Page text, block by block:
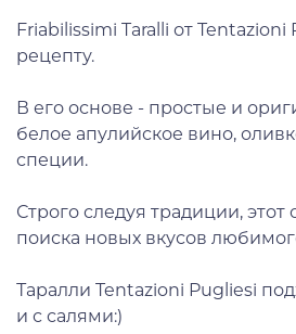
Friabilissimi Taralli от
рецепту.
В его основе - простые и
белое апулийское вино,
специи.
Строго следуя традиции,
поиска новых вкусов
Таралли Tentazioni Pugliesi
и с салями:)